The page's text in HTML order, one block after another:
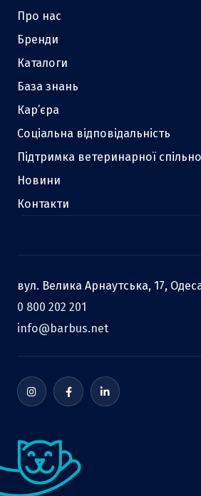
Про нас
Бренди
Каталоги
База знань
Кар’єра
Соціальна відповідальність
Підтримка ветеринарної
Новини
Контакти
вул. Велика Арнаутська, 17,
0 800 202 201
info@barbus.net